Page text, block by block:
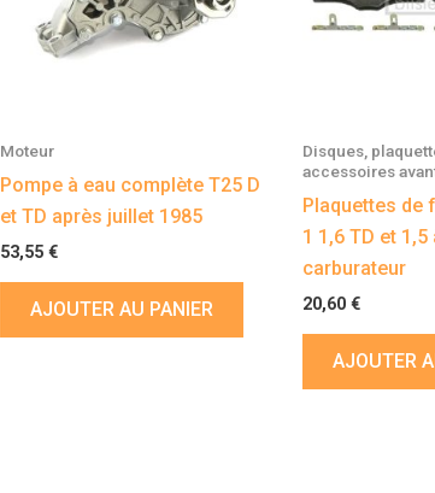
Moteur
Pompe à eau complète T25 D
et TD après juillet 1985
53,55 €
AJOUTER AU PANIER
Disques,
accessoires
Plaquettes de
1 1,6 TD et 1,5
carburateur
20,60€
AJOUTER